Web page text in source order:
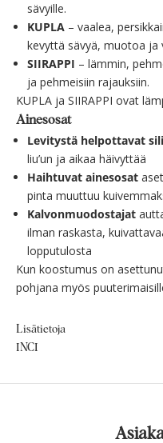
sävyille.
KUPLA – vaalea,
kevyttä sävyä, muotoa ja
SIIRAPPI – lämmin,
ja pehmeisiin rajauksiin.
KUPLA ja SIIRAPPI ovat
Ainesosat
Levitystä helpottavat
liu’un ja aikaa häivyttää
Haihtuvat ainesosat
pinta muuttuu
Kalvonmuodostajat
ilman raskasta,
lopputulosta
Kun koostumus on
pohjana myös
Lisätietoja
INCI